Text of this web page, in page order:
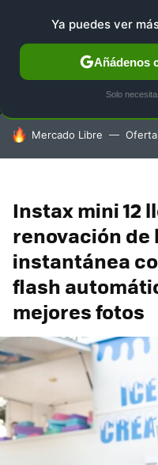
MENÚ
GAMING
HOY SE HABLA DE
Mercado Libre Oferta
Instax mini 12
renovación de
instantánea
flash
mejores fotos
Ya puedes ver
Añádenos
Solo